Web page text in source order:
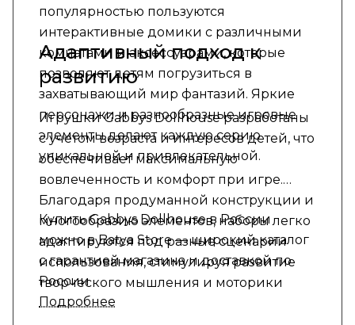
популярностью пользуются
интерактивные домики с различными
комнатами и аксессуарами, которые
позволяют детям погрузиться в
захватывающий мир фантазий. Яркие
персонажи и разнообразные игровые
элементы делают каждую серию
уникальной и привлекательной.
Адаптивный подход к
развитию
Игрушки Gabbys Dollhouse разработаны
с учетом возраста и интересов детей, что
обеспечивает максимальную
вовлеченность и комфорт при игре.
Благодаря продуманной конструкции и
многообразию элементов, наборы легко
адаптируются под разные сценарии
использования, стимулируя развитие
творческого мышления и моторики
малышей в домашней среде.
Купить Gabbys Dollhouse в России
можно в Batya Store — широкий каталог
с гарантией магазина и доставкой по
России
Подробнее